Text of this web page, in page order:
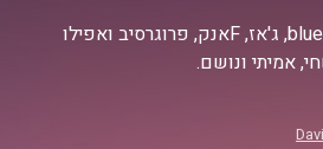
ג'אם, רוק, בלוז, bluegrass, ג'אז, Fאנק, פרוגרסיב ואפילו
אמיתי ונושם.